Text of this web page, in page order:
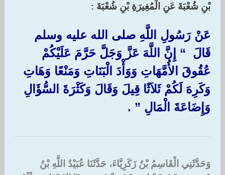
بْنِ شُعْبَةَ عَنِ الْمُغِيرَةِ بْنِ شُعْبَةَ :‏
عَنْ رَسُولِ اللَّهِ صلى الله عليه وسلم
قَالَ ‏ “‏ إِنَّ اللَّهَ عَزَّ وَجَلَّ حَرَّمَ عَلَيْكُمْ
عُقُوقَ الأُمَّهَاتِ وَوَأْدَ الْبَنَاتِ وَمَنْعًا وَهَاتِ
وَكَرِهَ لَكُمْ ثَلاَثًا قِيلَ وَقَالَ وَكَثْرَةَ السُّؤَالِ
وَإِضَاعَةَ الْمَالِ ‏”‏ ‏.‏
وَحَدَّثَنِي الْقَاسِمُ بْنُ زَكَرِيَّاءَ، حَدَّثَنَا عُبَيْدُ اللَّهِ بْنُ